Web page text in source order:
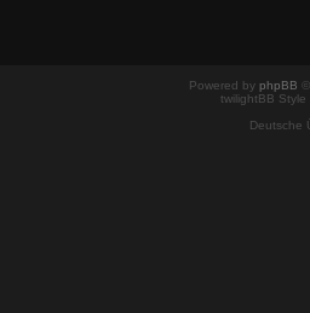
Powered by phpBB
twilightBB
Deutsche